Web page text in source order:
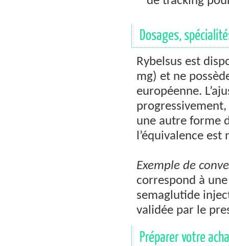
Dosages,
Rybelsus est
mg) et ne
européenne.
une autre forme
l’équivalence est
Exemple de
correspond à
semaglutide
validée par le
Préparer votre